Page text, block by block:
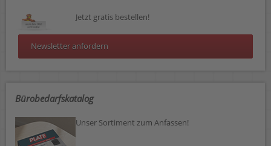
Jetzt gratis bestellen!
Newsletter anfordern
Bürobedarfskatalog
Unser Sortiment zum Anfassen!